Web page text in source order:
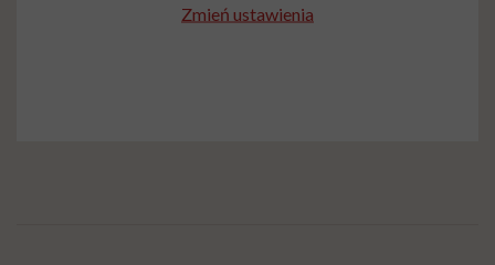
Zmień ustawienia